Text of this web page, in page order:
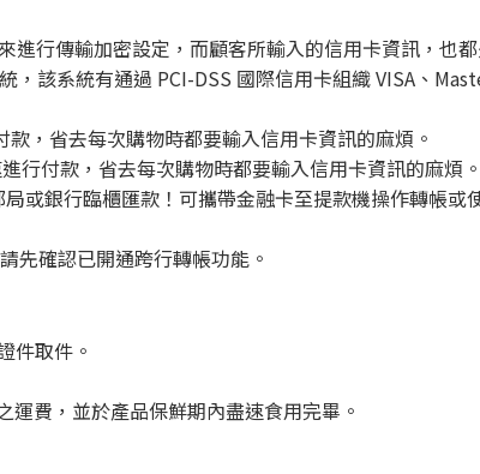
行傳輸加密設定，而顧客所輸入的信用卡資訊，也
該系統有通過 PCI-DSS 國際信用卡組織 VISA、
，省去每次購物時都要輸入信用卡資訊的麻煩。
行付款，省去每次購物時都要輸入信用卡資訊的麻煩。
或銀行臨櫃匯款！可攜帶金融卡至提款機操作轉帳或
先確認已開通跨行轉帳功能。
件取件。
費，並於產品保鮮期內盡速食用完畢。